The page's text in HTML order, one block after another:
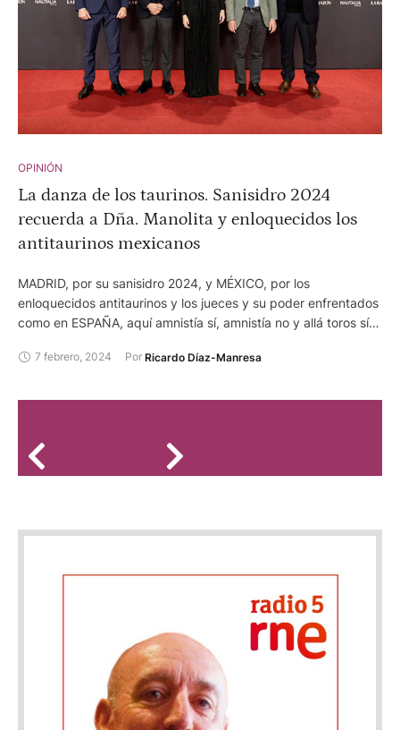
OPINIÓN
La danza de los taurinos. Sanisidro 2024
recuerda a Dña. Manolita y enloquecidos los
antitaurinos mexicanos
MADRID, por su sanisidro 2024, y MÉXICO, por los
enloquecidos antitaurinos y los jueces y su poder enfrentados
como en ESPAÑA, aquí amnistía sí, amnistía no y allá toros sí,
todos, lo que es un milagro, muy buena comparado con otras
tuviéramos lo que exige la afición ¿Todos? No ¿Y el CID?. No.
7 febrero, 2024 Por Ricardo Díaz-Manresa